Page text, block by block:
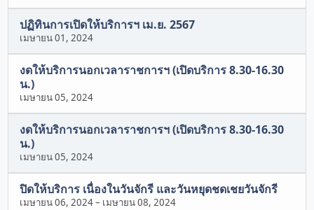
ปฏิทินการเปิดให้บริการฯ เม.ย. 2567
เมษายน 01, 2024
งดให้บริการนอกเวลาราชการฯ (เปิดบริการ 8.30-16.30
น.)
เมษายน 05, 2024
งดให้บริการนอกเวลาราชการฯ (เปิดบริการ 8.30-16.30
น.)
เมษายน 05, 2024
ปิดให้บริการ เนื่องในวันจักรี และวันหยุดชดเชยวันจักรี
เมษายน 06, 2024– เมษายน 08, 2024